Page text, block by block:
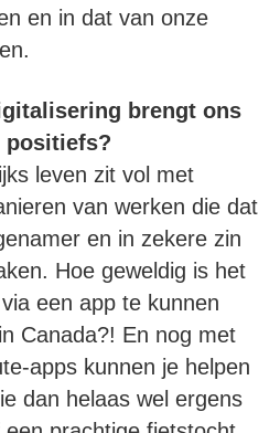
en in dat van onze
brengt ons
positiefs?
leven zit vol met
van werken die dat
en in zekere zin
Hoe geweldig is het
via een app te kunnen
Canada?! En nog met
apps kunnen je helpen
dan helaas wel ergens